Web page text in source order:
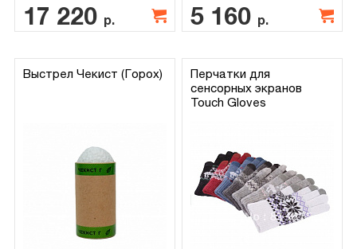
17 220 р. 5 160 р.
Выстрел Чекист (Горох)
Перчатки для
сенсорных экранов
Touch Gloves